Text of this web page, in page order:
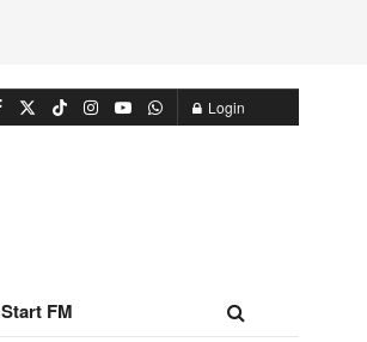
Login
Start FM